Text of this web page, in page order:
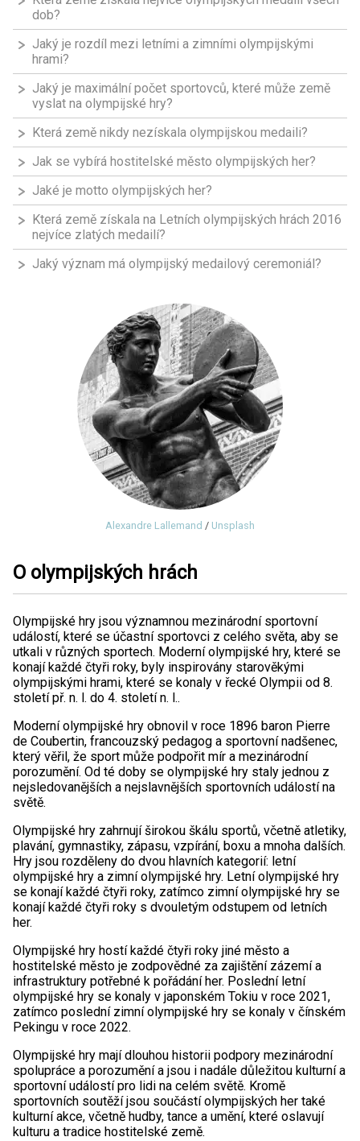
dob?
Jaký je rozdíl mezi letními a zimními olympijskými
hrami?
Jaký je maximální počet sportovců, které může země
vyslat na olympijské hry?
Která země nikdy nezískala olympijskou medaili?
Jak se vybírá hostitelské město olympijských her?
Jaké je motto olympijských her?
Která země získala na Letních olympijských hrách 2016
nejvíce zlatých medailí?
Jaký význam má olympijský medailový ceremoniál?
Alexandre Lallemand / Unsplash
O olympijských hrách
Olympijské hry jsou významnou mezinárodní sportovní
událostí, které se účastní sportovci z celého světa, aby se
utkali v různých sportech. Moderní olympijské hry, které se
konají každé čtyři roky, byly inspirovány starověkými
olympijskými hrami, které se konaly v řecké Olympii od 8.
století př. n. l. do 4. století n. l..
Moderní olympijské hry obnovil v roce 1896 baron Pierre
de Coubertin, francouzský pedagog a sportovní nadšenec,
který věřil, že sport může podpořit mír a mezinárodní
porozumění. Od té doby se olympijské hry staly jednou z
nejsledovanějších a nejslavnějších sportovních událostí na
světě.
Olympijské hry zahrnují širokou škálu sportů, včetně atletiky,
plavání, gymnastiky, zápasu, vzpírání, boxu a mnoha dalších.
Hry jsou rozděleny do dvou hlavních kategorií: letní
olympijské hry a zimní olympijské hry. Letní olympijské hry
se konají každé čtyři roky, zatímco zimní olympijské hry se
konají každé čtyři roky s dvouletým odstupem od letních
her.
Olympijské hry hostí každé čtyři roky jiné město a
hostitelské město je zodpovědné za zajištění zázemí a
infrastruktury potřebné k pořádání her. Poslední letní
olympijské hry se konaly v japonském Tokiu v roce 2021,
zatímco poslední zimní olympijské hry se konaly v čínském
Pekingu v roce 2022.
Olympijské hry mají dlouhou historii podpory mezinárodní
spolupráce a porozumění a jsou i nadále důležitou kulturní a
sportovní událostí pro lidi na celém světě. Kromě
sportovních soutěží jsou součástí olympijských her také
kulturní akce, včetně hudby, tance a umění, které oslavují
kulturu a tradice hostitelské země.